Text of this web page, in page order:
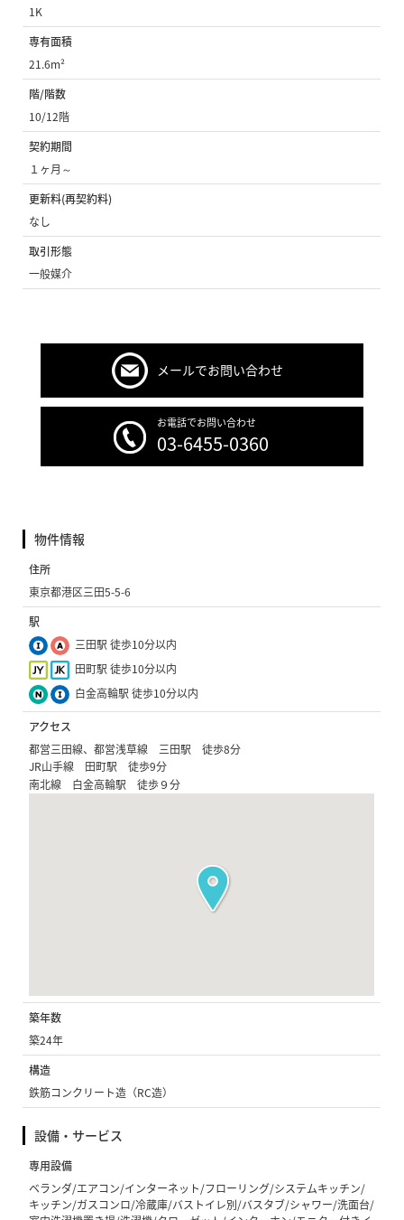
1K
専有面積
21.6m²
階/階数
10/12階
契約期間
１ヶ月～
更新料(再契約料)
なし
取引形態
一般媒介
メールでお問い合わせ
お電話でお問い合わせ
03-6455-0360
物件情報
住所
東京都港区三田5-5-6
駅
三田駅 徒歩10分以内
田町駅 徒歩10分以内
白金高輪駅 徒歩10分以内
アクセス
都営三田線、都営浅草線 三田駅 徒歩8分
JR山手線 田町駅 徒歩9分
南北線 白金高輪駅 徒歩９分
築年数
築24年
構造
鉄筋コンクリート造（RC造）
設備・サービス
専用設備
ベランダ/エアコン/インターネット/フローリング/システムキッチン/
キッチン/ガスコンロ/冷蔵庫/バストイレ別/バスタブ/シャワー/洗面台/